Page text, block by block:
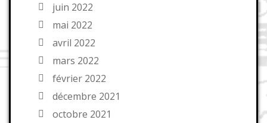
juin 2022
mai 2022
avril 2022
mars 2022
février 2022
décembre 2021
octobre 2021